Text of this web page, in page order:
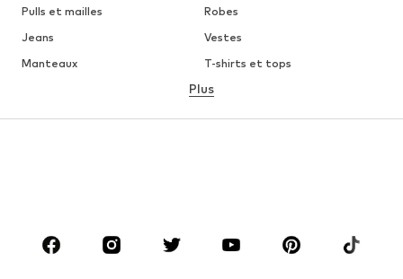
Pulls et mailles
Robes
Jeans
Vestes
Manteaux
T-shirts et tops
Lingerie
Jupes
Blouses et tuniques
Accessoires
Premium
Plus